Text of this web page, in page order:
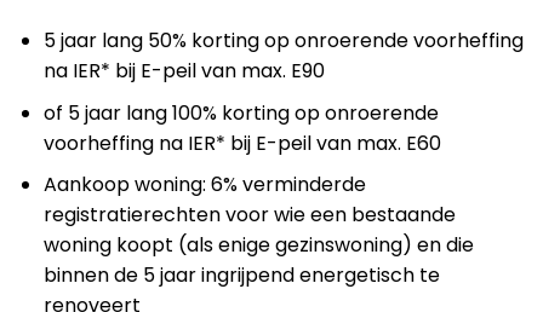
5 jaar lang 50% korting op onroerende voorheffing
na IER* bij E-peil van max. E90
of 5 jaar lang 100% korting op onroerende
voorheffing na IER* bij E-peil van max. E60
Aankoop woning: 6% verminderde
registratierechten voor wie een bestaande
woning koopt (als enige gezinswoning) en die
binnen de 5 jaar ingrijpend energetisch te
renoveert